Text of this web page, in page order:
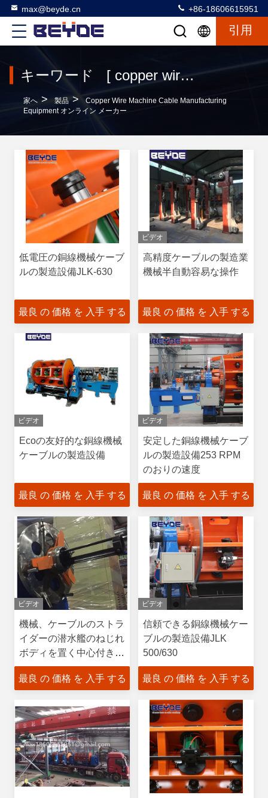
max@beyde.cn +86-18606615951
引用
キーワード [ copper wire machine cable manufacturing equipment ] マッチ 120 製品
家へ > 製品 >
Copper Wire Machine Cable Manufacturing
Equipment オンライン メーカー
低電圧の銅線機械ケーブ
ルの製造設備JLK-630
最良 の 価格 を 入手 する
ビデオ
高精度ケーブルの製造業
機械半自動容易な操作
最良 の 価格 を 入手 する
ビデオ
Ecoの友好的な銅線機械
ケーブルの製造設備
最良 の 価格 を 入手 する
ビデオ
安定した銅線機械ケーブ
ルの製造設備253 RPM
のおりの速度
最良 の 価格 を 入手 する
ビデオ
機械、ケーブルのストラ
イダーの潜水艦のねじれ
ボディを置く中心付きの
Armouring
最良 の 価格 を 入手 する
ビデオ
信頼できる銅線機械ケー
ブルの製造設備JLK
500/630
最良 の 価格 を 入手 する